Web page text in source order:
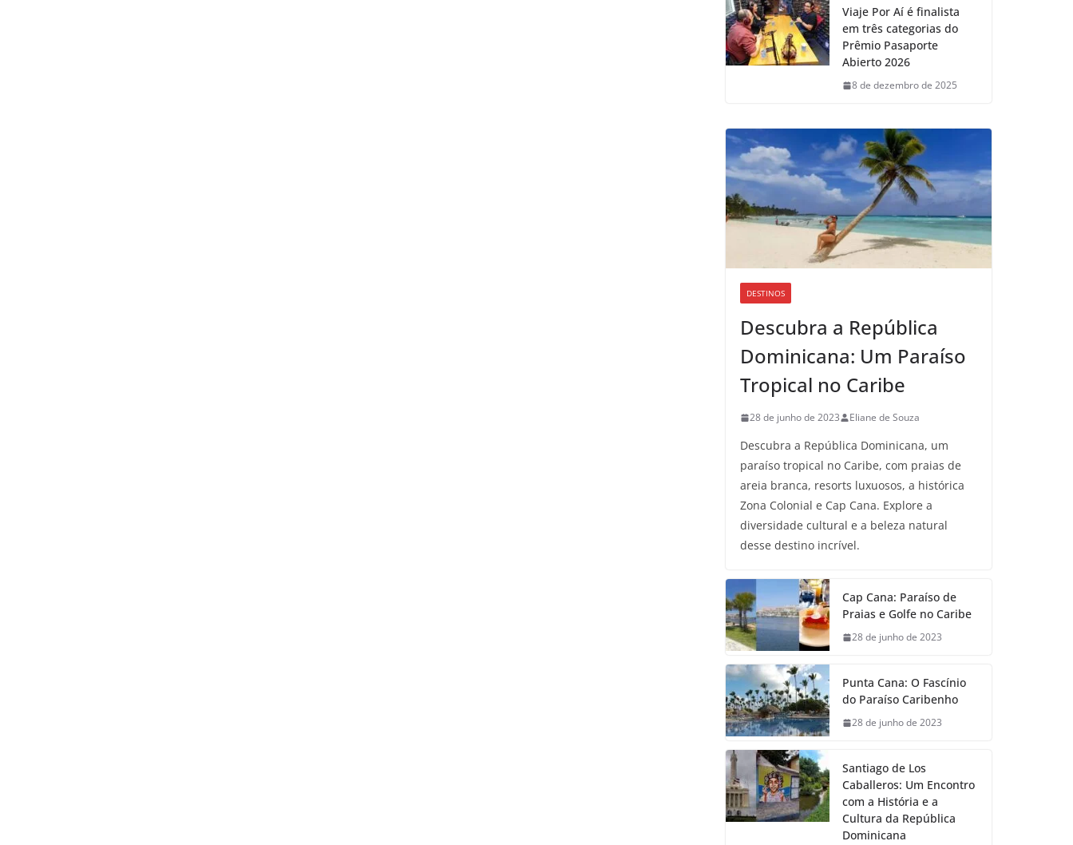
Viaje Por Aí é finalista
em três categorias do
Prêmio Pasaporte
Abierto 2026
8 de dezembro de 2025
DESTINOS
Descubra a República
Dominicana: Um Paraíso
Tropical no Caribe
28 de junho de 2023 Eliane de Souza
Descubra a República Dominicana, um
paraíso tropical no Caribe, com praias de
areia branca, resorts luxuosos, a histórica
Zona Colonial e Cap Cana. Explore a
diversidade cultural e a beleza natural
desse destino incrível.
Cap Cana: Paraíso de
Praias e Golfe no Caribe
28 de junho de 2023
Punta Cana: O Fascínio
do Paraíso Caribenho
28 de junho de 2023
Santiago de Los
Caballeros: Um Encontro
com a História e a
Cultura da República
Dominicana